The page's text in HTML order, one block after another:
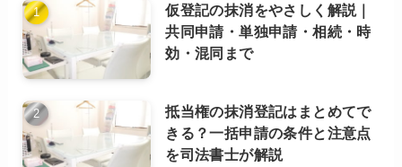
テ
ゴ
リ
ー
別）
仮登記の抹消をやさしく解説｜
共同申請・単独申請・相続・時
効・混同まで
抵当権の抹消登記はまとめてで
きる？一括申請の条件と注意点
を司法書士が解説